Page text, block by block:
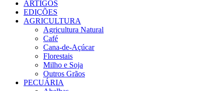
ARTIGOS
EDIÇÕES
AGRICULTURA
Agricultura Natural
Café
Cana-de-Açúcar
Florestais
Milho e Soja
Outros Grãos
PECUÁRIA